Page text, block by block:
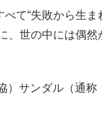
て“失敗から生ま
、世の中には偶然
）サンダル（通称